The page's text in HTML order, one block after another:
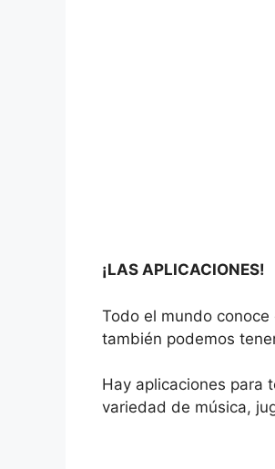
¡LAS APLICACIONES!
Todo el mundo
también podemos
Hay aplicaciones para
variedad de música,